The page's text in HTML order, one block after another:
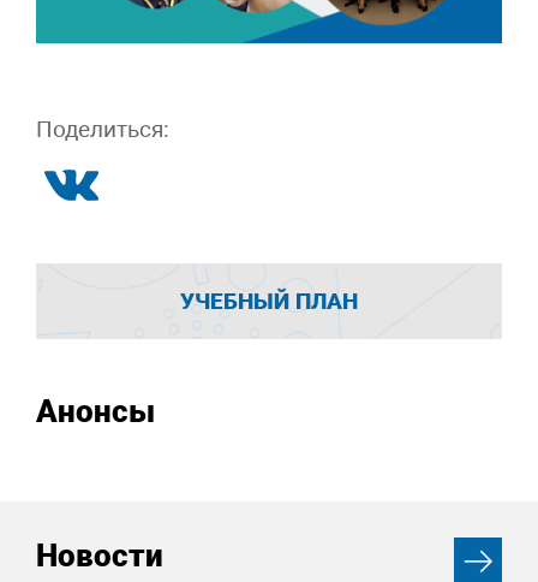
Поделиться:
УЧЕБНЫЙ ПЛАН
Анонсы
Новости